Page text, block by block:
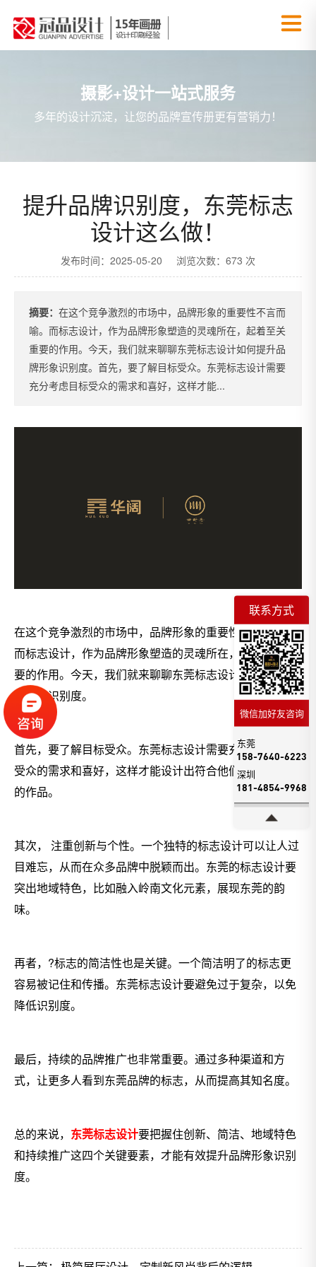
摄影+设计一站式服务
多年的设计沉淀，让您的品牌宣传册更有营销力！
提升品牌识别度，东莞标志
设计这么做！
发布时间：2025-05-20 浏览次数：673 次
摘要： 在这个竞争激烈的市场中，品牌形象的重要性不言而
喻。而标志设计，作为品牌形象塑造的灵魂所在，起着至关
重要的作用。今天，我们就来聊聊东莞标志设计如何提升品
牌形象识别度。首先，要了解目标受众。东莞标志设计需要
充分考虑目标受众的需求和喜好，这样才能...
在这个竞争激烈的市场中，品牌形象的重要性不言而喻。
而标志设计，作为品牌形象塑造的灵魂所在，起着至关重
要的作用。今天，我们就来聊聊东莞标志设计如何提升品
牌形象识别度。
首先，要了解目标受众。东莞标志设计需要充分考虑目标
受众的需求和喜好，这样才能设计出符合他们审美和期待
的作品。
其次， 注重创新与个性。一个独特的标志设计可以让人过
目难忘，从而在众多品牌中脱颖而出。东莞的标志设计要
突出地域特色，比如融入岭南文化元素，展现东莞的韵
味。
再者，?标志的简洁性也是关键。一个简洁明了的标志更
容易被记住和传播。东莞标志设计要避免过于复杂，以免
降低识别度。
最后，持续的品牌推广也非常重要。通过多种渠道和方
式，让更多人看到东莞品牌的标志，从而提高其知名度。
总的来说， 东莞标志设计要把握住创新、简洁、地域特色
和持续推广这四个关键要素，才能有效提升品牌形象识别
度。
联系方式
微信加好友咨询
东莞
158-7640-6223
深圳
181-4854-9968